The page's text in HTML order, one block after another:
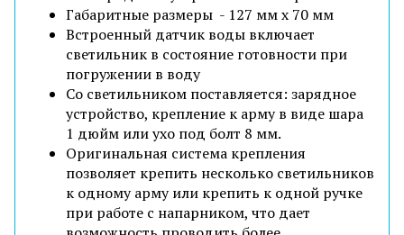
Габаритные размеры - 127 мм х 70 мм
Встроенный датчик воды включает
светильник в состояние готовности при
погружении в воду
Со светильником поставляется: зарядное
устройство, крепление к арму в виде шара
1 дюйм или ухо под болт 8 мм.
Оригинальная система крепления
позволяет крепить несколько светильников
к одному арму или крепить к одной ручке
при работе с напарником, что дает